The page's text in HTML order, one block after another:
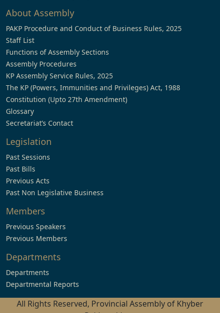
About Assembly
PAKP Procedure and Conduct of Business Rules, 2025
Staff List
Functions of Assembly Sections
Assembly Procedures
KP Assembly Service Rules, 2025
The KP (Powers, Immunities and Privileges) Act, 1988
Constitution (Upto 27th Amendment)
Glossary
Secretariat’s Contact
Legislation
Past Sessions
Past Bills
Previous Acts
Past Non Legislative Business
Members
Previous Speakers
Previous Members
Departments
Departments
Departmental Reports
All Rights Reserved, Provincial Assembly of Khyber